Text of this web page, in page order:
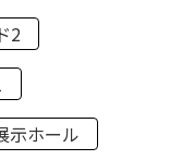
2
示ホール